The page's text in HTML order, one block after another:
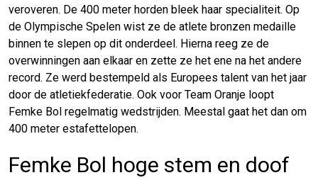
veroveren. De 400 meter horden bleek haar specialiteit. Op
de Olympische Spelen wist ze de atlete bronzen medaille
binnen te slepen op dit onderdeel. Hierna reeg ze de
overwinningen aan elkaar en zette ze het ene na het andere
record. Ze werd bestempeld als Europees talent van het jaar
door de atletiekfederatie. Ook voor Team Oranje loopt
Femke Bol regelmatig wedstrijden. Meestal gaat het dan om
400 meter estafettelopen.
Femke Bol hoge stem en doof